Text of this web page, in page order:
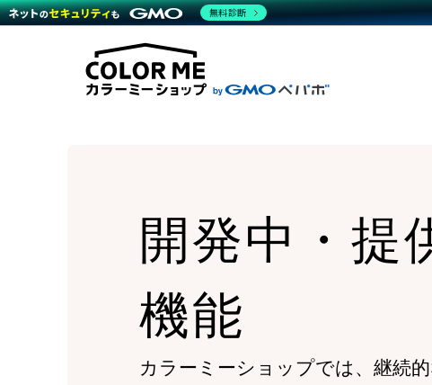
商材一覧を見る
機能一覧を見る
顧客ロ
モバイル
料金
プラン・料金一覧を見る
事例
運営サポート
サポート一覧を見る
開発中・提
機能
カラーミーショップでは、継続
無料診断